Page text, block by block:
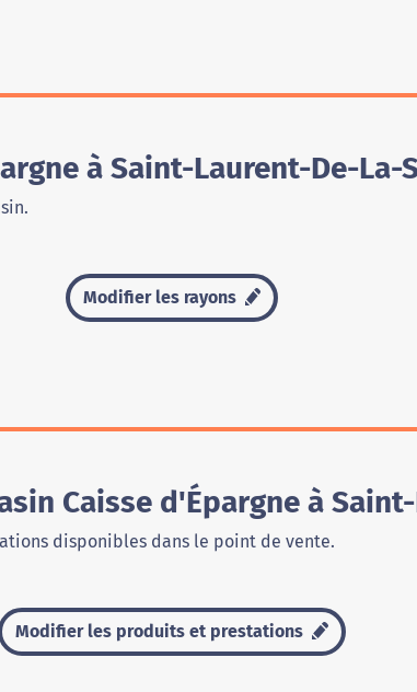
à Saint-Laurent-De-La-
Modifier les rayons
Caisse d'Épargne à
disponibles dans le point de vente.
Modifier les produits et prestations